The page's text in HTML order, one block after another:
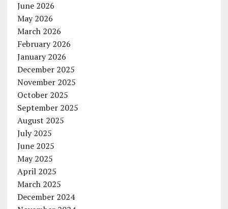
June 2026
May 2026
March 2026
February 2026
January 2026
December 2025
November 2025
October 2025
September 2025
August 2025
July 2025
June 2025
May 2025
April 2025
March 2025
December 2024